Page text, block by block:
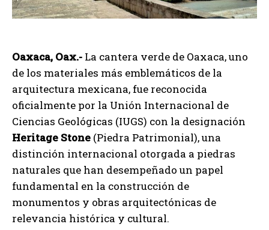
Oaxaca, Oax.- La cantera verde de Oaxaca, uno
de los materiales más emblemáticos de la
arquitectura mexicana, fue reconocida
oficialmente por la Unión Internacional de
Ciencias Geológicas (IUGS) con la designación
Heritage Stone (Piedra Patrimonial), una
distinción internacional otorgada a piedras
naturales que han desempeñado un papel
fundamental en la construcción de
monumentos y obras arquitectónicas de
relevancia histórica y cultural.